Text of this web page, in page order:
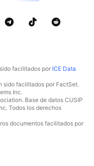
facilitados por ICE Data
sido facilitados por FactSet.
Inc.
Base de datos CUSIP
Todos los derechos
documentos facilitados por